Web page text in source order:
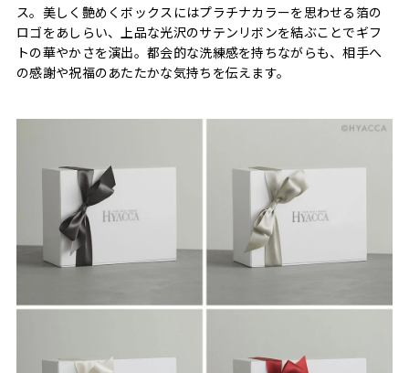
ス。美しく艶めくボックスにはプラチナカラーを思わせる箔の
ロゴをあしらい、上品な光沢のサテンリボンを結ぶことでギフ
トの華やかさを演出。都会的な洗練感を持ちながらも、相手へ
の感謝や祝福のあたたかな気持ちを伝えます。